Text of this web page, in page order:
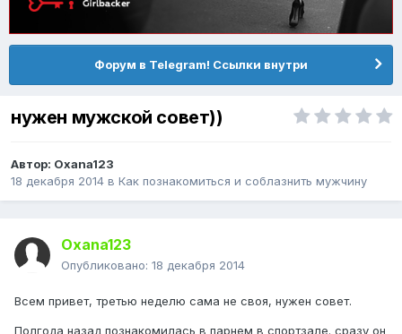
Форум в Telegram! Ссылки внутри
нужен мужской совет))
Автор: Oxana123
18 декабря 2014 в Как познакомиться и соблазнить мужчину
Oxana123
Опубликовано: 18 декабря 2014
Всем привет, третью неделю сама не своя, нужен совет.
Полгода назад познакомилась в парнем в спортзале. сразу он